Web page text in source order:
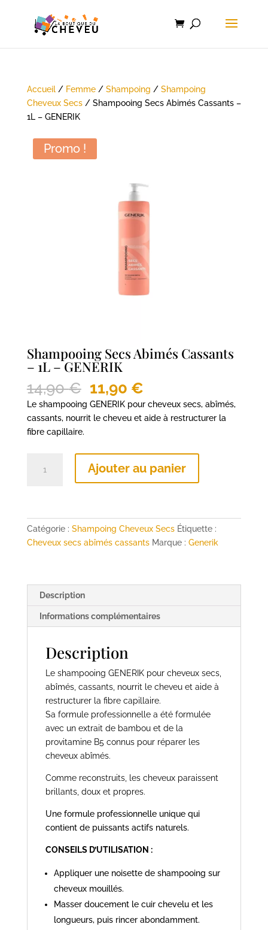
Accueil/ Femme/ Shampoing / Shampoing
Cheveux Secs/ Shampooing Secs Abimés Cassants –
1L – GENERIK
Promo !
Shampooing Secs Abimés Cassants
– 1L – GENERIK
14,90€ Le
prix
initial
11,90 €Le
prix
actuel
Le shampooing GENERIK pour cheveux secs, abîmés,
cassants, nourrit le cheveu et aide à restructurer la
fibre capillaire.
Cassants
-
GENERIK
Ajouter au panier
Catégorie : Shampoing Cheveux Secs Étiquette :
Cheveux secs abîmés cassants Marque : Generik
Description
Informations complémentaires
Description
Le shampooing GENERIK pour cheveux secs,
abîmés, cassants, nourrit le cheveu et aide à
restructurer la fibre capillaire.
Sa formule professionnelle a été formulée
avec un extrait de bambou et de la
provitamine B5 connus pour réparer les
cheveux abîmés.
Comme reconstruits, les cheveux paraissent
brillants, doux et propres.
Une formule professionnelle unique qui
contient de puissants actifs naturels.
CONSEILS D’UTILISATION :
Appliquer une noisette de shampooing sur
cheveux mouillés.
Masser doucement le cuir chevelu et les
longueurs, puis rincer abondamment.